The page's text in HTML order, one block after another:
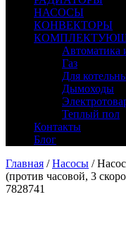
НАСОСЫ
КОНВЕКТОРЫ
Автоматика
Газ
Для
Дымоходы
Теплый пол
Контакты
Блог
Главная /Насосы /
(против часовой, 3
7828741